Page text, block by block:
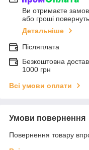
Ви отримаєте
або гроші
Детальніше
Післяплата
Безкоштовна
1000 грн
Всі умови оплати
Умови повернення
Повернення товару